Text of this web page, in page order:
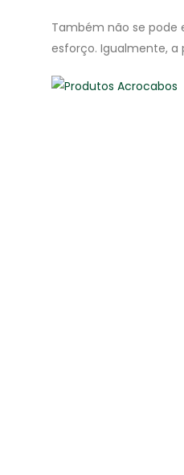
Também não se pode
esforço. Igualmente,